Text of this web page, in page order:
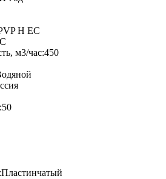
H EC
м3/час:450
50
Пластинчатый